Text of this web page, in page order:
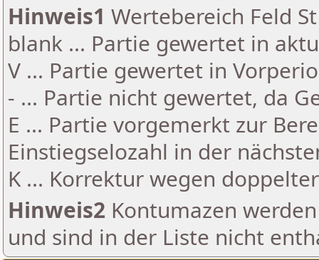
Hinweis1 Wertebereich Feld
blank ... Partie gewertet in
V ... Partie gewertet in
- ... Partie nicht gewertet, da
E ... Partie vorgemerkt zur
Einstiegselozahl in der
K ... Korrektur wegen
Hinweis2 Kontumazen
und sind in der Liste nicht